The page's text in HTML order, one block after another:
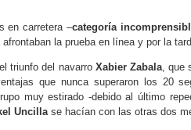
en carretera –categoría
la prueba en línea y por la
triunfo del navarro Xabier Zabala, que
que nunca superaron los 20
muy estirado -debido al último
Uncillase hacían con las otras dos